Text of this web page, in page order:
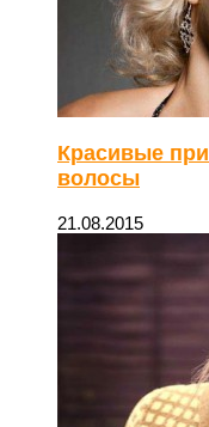
Красивые
волосы
21.08.2015